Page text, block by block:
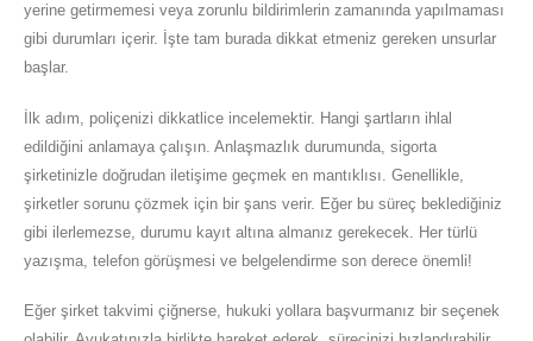
yerine getirmemesi veya zorunlu bildirimlerin zamanında yapılmaması
gibi durumları içerir. İşte tam burada dikkat etmeniz gereken unsurlar
başlar.
İlk adım, poliçenizi dikkatlice incelemektir. Hangi şartların ihlal
edildiğini anlamaya çalışın. Anlaşmazlık durumunda, sigorta
şirketinizle doğrudan iletişime geçmek en mantıklısı. Genellikle,
şirketler sorunu çözmek için bir şans verir. Eğer bu süreç beklediğiniz
gibi ilerlemezse, durumu kayıt altına almanız gerekecek. Her türlü
yazışma, telefon görüşmesi ve belgelendirme son derece önemli!
Eğer şirket takvimi çiğnerse, hukuki yollara başvurmanız bir seçenek